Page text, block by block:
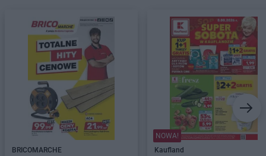
BRICOMARCHE
NOWA!
Kaufland